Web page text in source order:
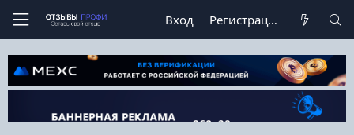
Вход Регистрация